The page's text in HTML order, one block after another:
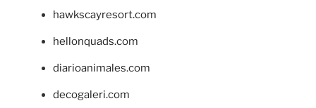
hawkscayresort.com
hellonquads.com
diarioanimales.com
decogaleri.com